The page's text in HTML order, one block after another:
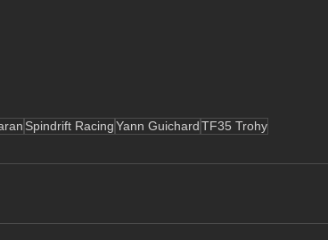
Spindrift RacingYann GuichardTF35 Trohy